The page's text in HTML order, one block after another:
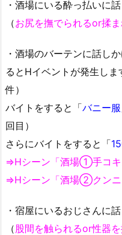
・酒場にいる酔っ払いに
（お尻を撫でられるor揉ま
・酒場のバーテンに話し
るとHイベントが発生し
件）
バイトをすると「バニー服
回目）
さらにバイトをすると「
⇒Hシーン「酒場①手コキ
⇒Hシーン「酒場②クンニ
・宿屋にいるおじさんに
（ 股間を触られるor性器